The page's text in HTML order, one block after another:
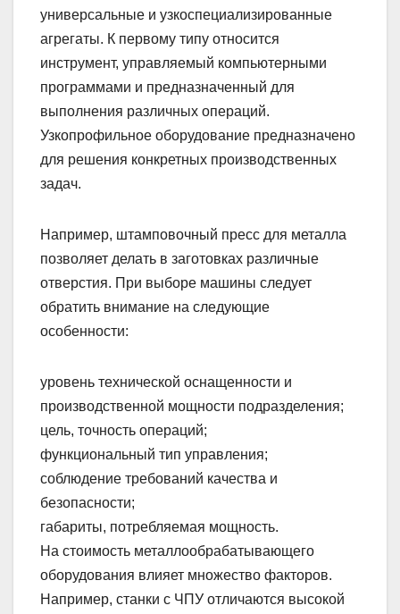
универсальные и узкоспециализированные
агрегаты. К первому типу относится
инструмент, управляемый компьютерными
программами и предназначенный для
выполнения различных операций.
Узкопрофильное оборудование предназначено
для решения конкретных производственных
задач.
Например, штамповочный пресс для металла
позволяет делать в заготовках различные
отверстия. При выборе машины следует
обратить внимание на следующие
особенности:
уровень технической оснащенности и
производственной мощности подразделения;
цель, точность операций;
функциональный тип управления;
соблюдение требований качества и
безопасности;
габариты, потребляемая мощность.
На стоимость металлообрабатывающего
оборудования влияет множество факторов.
Например, станки с ЧПУ отличаются высокой